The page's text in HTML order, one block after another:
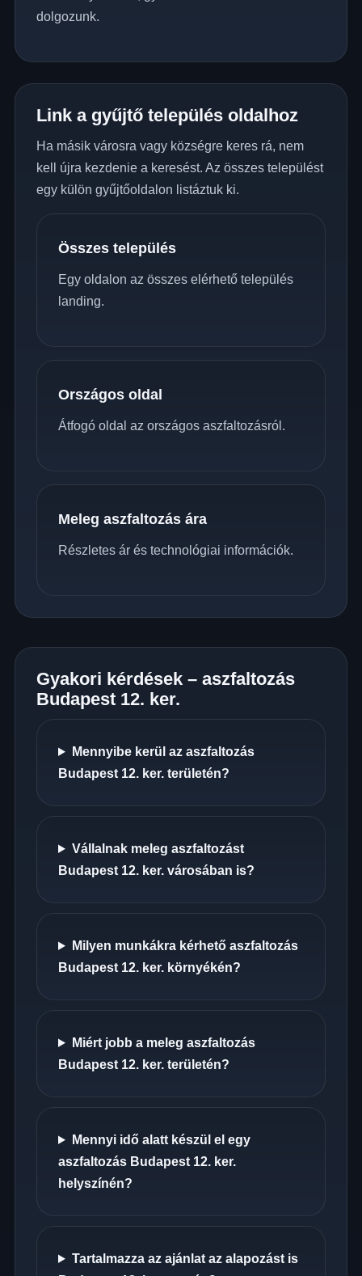
dolgozunk.
Link a gyűjtő település oldalhoz
Ha másik városra vagy községre keres rá, nem
kell újra kezdenie a keresést. Az összes települést
egy külön gyűjtőoldalon listáztuk ki.
Összes település
Egy oldalon az összes elérhető település
landing.
Országos oldal
Átfogó oldal az országos aszfaltozásról.
Meleg aszfaltozás ára
Részletes ár és technológiai információk.
Gyakori kérdések – aszfaltozás
Budapest 12. ker.
Mennyibe kerül az aszfaltozás
Budapest 12. ker. területén?
Vállalnak meleg aszfaltozást
Budapest 12. ker. városában is?
Milyen munkákra kérhető aszfaltozás
Budapest 12. ker. környékén?
Miért jobb a meleg aszfaltozás
Budapest 12. ker. területén?
Mennyi idő alatt készül el egy
aszfaltozás Budapest 12. ker.
helyszínén?
Tartalmazza az ajánlat az alapozást is